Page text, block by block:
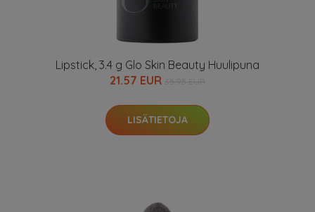
Lipstick, 3.4 g Glo Skin Beauty Huulipuna
21.57 EUR
LISÄTIETOJA